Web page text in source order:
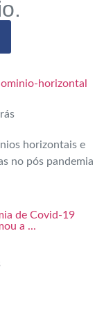
horizontais e
no pós pandemia
de Covid-19
a ...